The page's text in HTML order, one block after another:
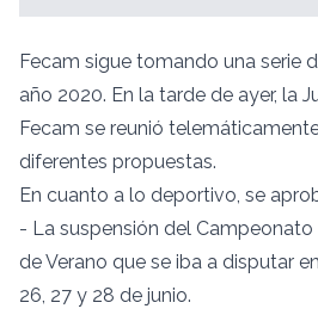
Fecam sigue tomando una serie
año 2020. En la tarde de ayer, la
Fecam se reunió
diferentes propuestas.
En cuanto a lo deportivo, se
- La suspensión del
de Verano que se iba a disputar
26, 27 y 28 de junio.